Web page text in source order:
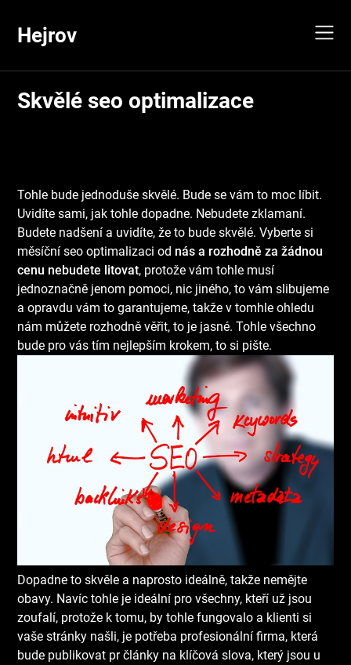
content
Hejrov
Skvělé seo optimalizace
Tohle bude jednoduše skvělé. Bude se vám to moc líbit.
Uvidíte sami, jak tohle dopadne. Nebudete zklamaní.
Budete nadšení a uvidíte, že to bude skvělé. Vyberte si
měsíční seo optimalizaci od nás a rozhodně za žádnou
cenu nebudete litovat, protože vám tohle musí
jednoznačně jenom pomoci, nic jiného, to vám slibujeme
a opravdu vám to garantujeme, takže v tomhle ohledu
nám můžete rozhodně věřit, to je jasné. Tohle všechno
bude pro vás tím nejlepším krokem, to si pište.
Dopadne to skvěle a naprosto ideálně, takže nemějte
obavy. Navíc tohle je ideální pro všechny, kteří už jsou
zoufalí, protože k tomu, by tohle fungovalo a klienti si
vaše stránky našli, je potřeba profesionální firma, která
bude publikovat pr články na klíčová slova, který jsou u